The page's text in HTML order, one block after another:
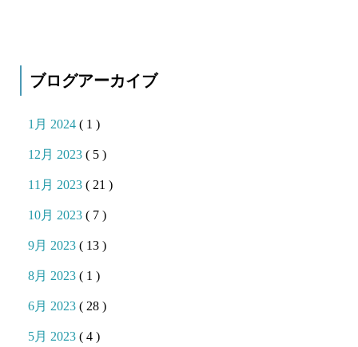
ブログアーカイブ
1月 2024( 1 )
12月 2023( 5 )
11月 2023( 21 )
10月 2023( 7 )
9月 2023( 13 )
8月 2023( 1 )
6月 2023( 28 )
5月 2023( 4 )